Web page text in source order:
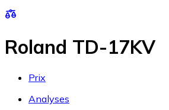
Roland TD-17KV
Prix
Analyses